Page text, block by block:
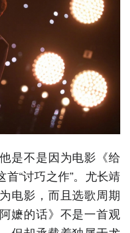
是不是因为电影《给
“讨巧之作”。尤长靖
电影，而且选歌周期
嬷的话》不是一首观